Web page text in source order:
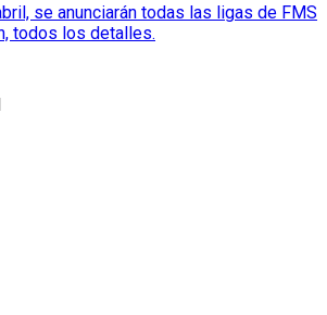
se anunciarán todas las ligas de FMS
todos los detalles.